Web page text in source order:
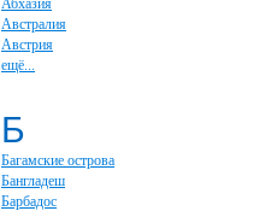
Абхазия
Австралия
Австрия
ещё...
Б
Багамские острова
Бангладеш
Барбадос